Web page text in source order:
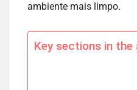
ambiente mais limpo.
Key sections in the